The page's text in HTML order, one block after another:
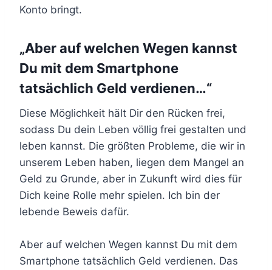
Konto bringt.
„Aber auf welchen Wegen kannst
Du mit dem Smartphone
tatsächlich Geld verdienen…“
Diese Möglichkeit hält Dir den Rücken frei,
sodass Du dein Leben völlig frei gestalten und
leben kannst. Die größten Probleme, die wir in
unserem Leben haben, liegen dem Mangel an
Geld zu Grunde, aber in Zukunft wird dies für
Dich keine Rolle mehr spielen. Ich bin der
lebende Beweis dafür.
Aber auf welchen Wegen kannst Du mit dem
Smartphone tatsächlich Geld verdienen. Das